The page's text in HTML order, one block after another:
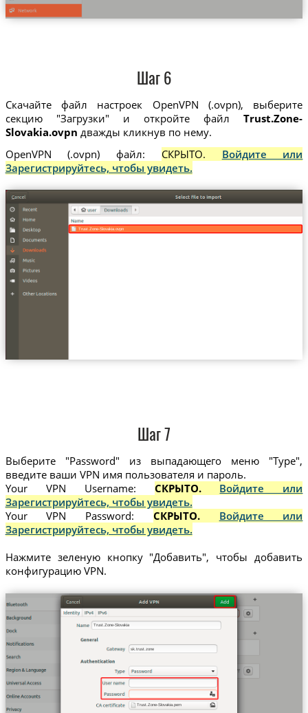
Шаг 6
Скачайте файл настроек OpenVPN (.ovpn), выберите
секцию "Загрузки" и откройте файлTrust.Zone-
Slovakia.ovpn дважды кликнув по нему.
OpenVPN (.ovpn) файл:
СКРЫТО. Войдите или
Зарегистрируйтесь, чтобы увидеть.
Trust.Zone-Slovakia.ovpn
Шаг 7
Выберите "Password" из выпадающего меню "Type",
введите ваши VPN имя пользователя и пароль.
Your VPN Username: СКРЫТО. Войдите или
Зарегистрируйтесь, чтобы увидеть.
Your VPN Password: СКРЫТО. Войдите или
Зарегистрируйтесь, чтобы увидеть.
Нажмите зеленую кнопку "Добавить", чтобы добавить
конфигурацию VPN.
Trust.Zone-Slovakia
sk.trust.zone
Trust.Zone-Slovakia.pem